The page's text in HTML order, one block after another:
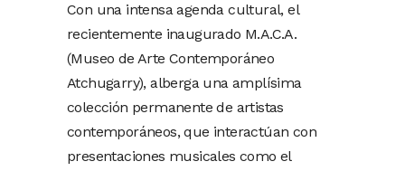
Con una intensa agenda cultural, el
recientemente inaugurado M.A.C.A.
(Museo de Arte Contemporáneo
Atchugarry), alberga una amplísima
colección permanente de artistas
contemporáneos, que interactúan con
presentaciones musicales como el